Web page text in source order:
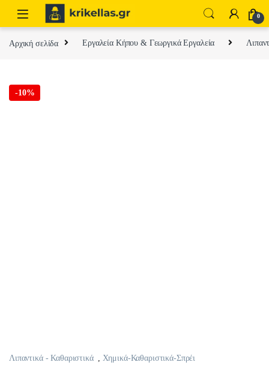
Skip to navigation
Skip to content
0
Αρχική σελίδα Εργαλεία Κήπου & Γεωργικά Εργαλεία
-10%
Λιπαντικά - Καθαριστικά Χημικά-Καθαριστικά-Σπρέι